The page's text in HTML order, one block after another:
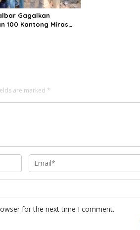
Gagalkan
100 Kantong Miras
are marked *
for the next time I comment.